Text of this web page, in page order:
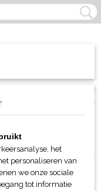
(0)
en tassen
het
personaliseren van
we onze sociale
tot informatie